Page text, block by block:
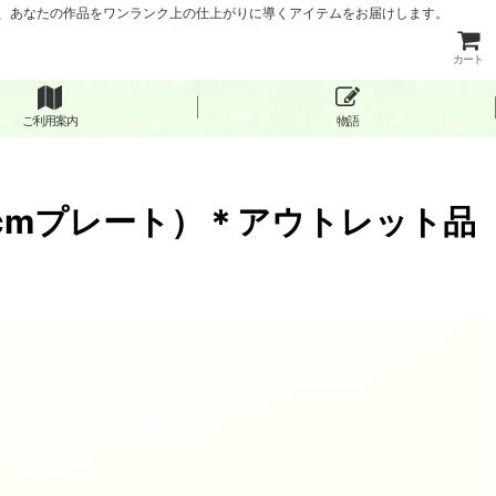
なたの作品をワンランク上の仕上がりに導くアイテムをお届けします。
カート
ご利用案内 物語
プレート）＊アウトレット品